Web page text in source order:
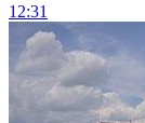
12:31